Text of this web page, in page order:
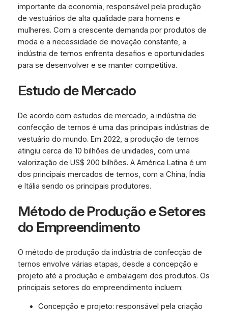
importante da economia, responsável pela produção
de vestuários de alta qualidade para homens e
mulheres. Com a crescente demanda por produtos de
moda e a necessidade de inovação constante, a
indústria de ternos enfrenta desafios e oportunidades
para se desenvolver e se manter competitiva.
Estudo de Mercado
De acordo com estudos de mercado, a indústria de
confecção de ternos é uma das principais indústrias de
vestuário do mundo. Em 2022, a produção de ternos
atingiu cerca de 10 bilhões de unidades, com uma
valorização de US$ 200 bilhões. A América Latina é um
dos principais mercados de ternos, com a China, Índia
e Itália sendo os principais produtores.
Método de Produção e Setores
do Empreendimento
O método de produção da indústria de confecção de
ternos envolve várias etapas, desde a concepção e
projeto até a produção e embalagem dos produtos. Os
principais setores do empreendimento incluem:
Concepção e projeto: responsável pela criação